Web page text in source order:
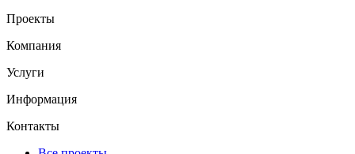
Проекты
Компания
Услуги
Информация
Контакты